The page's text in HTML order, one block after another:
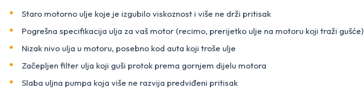
Staro motorno ulje koje je izgubilo viskoznost i više ne drži pritisak
Pogrešna specifikacija ulja za vaš motor (recimo, prerijetko ulje na motoru koji traži gušće)
Nizak nivo ulja u motoru, posebno kod auta koji troše ulje
Začepljen filter ulja koji guši protok prema gornjem dijelu motora
Slaba uljna pumpa koja više ne razvija predviđeni pritisak